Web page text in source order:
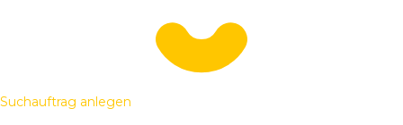
Suchauftrag anlegen